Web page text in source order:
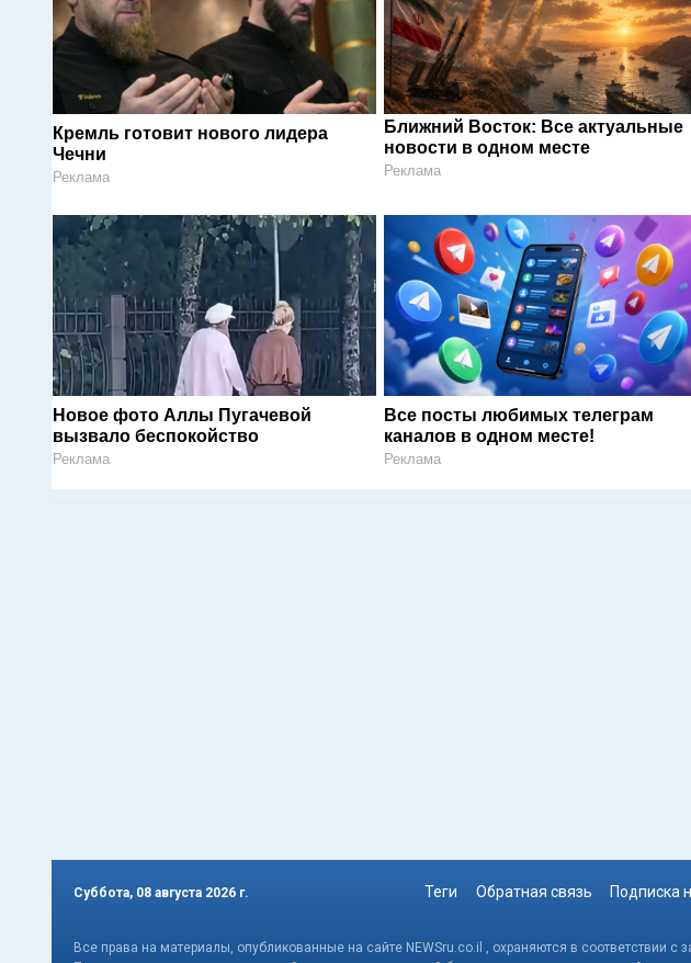
Кремль готовит нового лидера
Чечни
Реклама
Ближний Восток: Все актуальные
новости в одном месте
Реклама
Новое фото Аллы Пугачевой
вызвало беспокойство
Реклама
Все посты любимых телеграм
каналов в одном месте!
Реклама
Суббота, 08 августа 2026 г. Теги Обратная связь Подписка
Все права на материалы, опубликованные на сайте NEWSru.co.il , охраняются в соответствии